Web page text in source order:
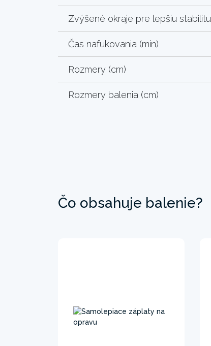
Zvýšené okraje pre lepšiu stabilitu
Čas nafukovania (min)
Rozmery (cm)
Rozmery balenia (cm)
Čo obsahuje balenie?